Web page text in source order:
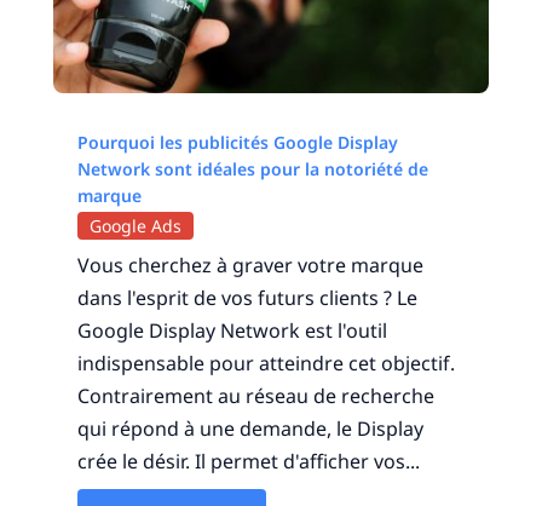
Pourquoi les publicités Google Display
Network sont idéales pour la notoriété de
marque
Google Ads
Vous cherchez à graver votre marque
dans l'esprit de vos futurs clients ? Le
Google Display Network est l'outil
indispensable pour atteindre cet objectif.
Contrairement au réseau de recherche
qui répond à une demande, le Display
crée le désir. Il permet d'afficher vos...